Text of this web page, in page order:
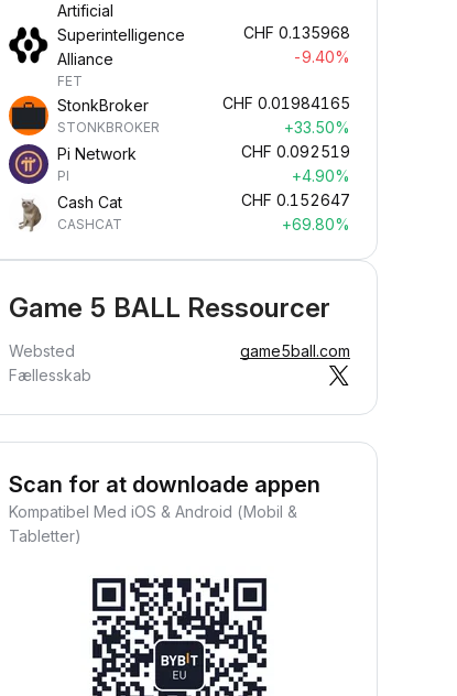
Artificial
Superintelligence
Alliance
FET
CHF 0.135968
-9.40%
StonkBroker
STONKBROKER
CHF 0.01984165
+33.50%
Pi Network
PI
CHF 0.092519
+4.90%
Cash Cat
CASHCAT
CHF 0.152647
+69.80%
Game 5 BALL Ressourcer
Websted
game5ball.com
Fællesskab
Scan for at downloade appen
Kompatibel Med iOS & Android (Mobil &
Tabletter)